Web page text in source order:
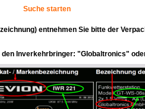
Suche starten
entnehmen Sie bitte der
den Inverkehrbringer: "Globaltronics"